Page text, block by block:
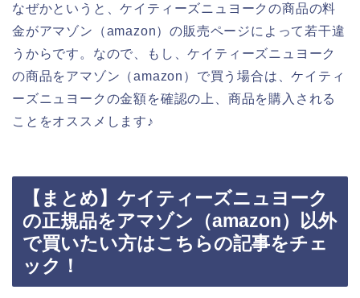
なぜかというと、ケイティーズニュヨークの商品の料
金がアマゾン（amazon）の販売ページによって若干違
うからです。なので、もし、ケイティーズニュヨーク
の商品をアマゾン（amazon）で買う場合は、ケイティ
ーズニュヨークの金額を確認の上、商品を購入される
ことをオススメします♪
【まとめ】ケイティーズニュヨーク
の正規品をアマゾン（amazon）以外
で買いたい方はこちらの記事をチェ
ック！